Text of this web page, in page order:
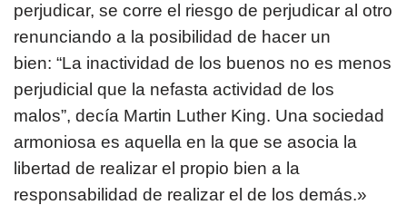
perjudicar, se corre el riesgo de perjudicar al otro
renunciando a la posibilidad de hacer un
bien: “La inactividad de los buenos no es menos
perjudicial que la nefasta actividad de los
malos”, decía Martin Luther King. Una sociedad
armoniosa es aquella en la que se asocia la
libertad de realizar el propio bien a la
responsabilidad de realizar el de los demás.»